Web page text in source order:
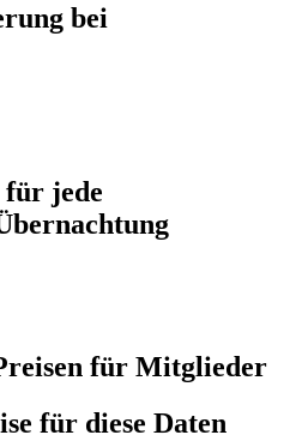
bei
für jede
für Mitglieder
für diese Daten